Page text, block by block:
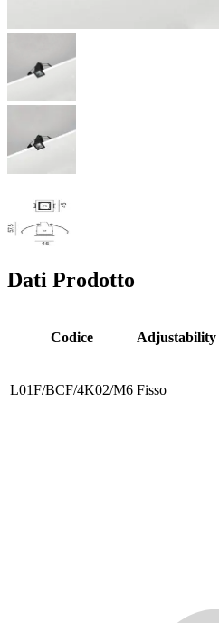
Dati Prodotto
Codice Adjustability
L01F/BCF/4K02/M6 Fisso